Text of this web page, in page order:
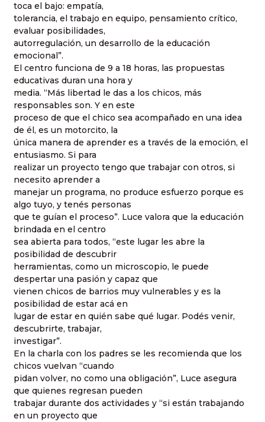
toca el bajo: empatía,
tolerancia, el trabajo en equipo, pensamiento crítico,
evaluar posibilidades,
autorregulación, un desarrollo de la educación
emocional”.
El centro funciona de 9 a 18 horas, las propuestas
educativas duran una hora y
media. “Más libertad le das a los chicos, más
responsables son. Y en este
proceso de que el chico sea acompañado en una idea
de él, es un motorcito, la
única manera de aprender es a través de la emoción, el
entusiasmo. Si para
realizar un proyecto tengo que trabajar con otros, si
necesito aprender a
manejar un programa, no produce esfuerzo porque es
algo tuyo, y tenés personas
que te guían el proceso”. Luce valora que la educación
brindada en el centro
sea abierta para todos, “este lugar les abre la
posibilidad de descubrir
herramientas, como un microscopio, le puede
despertar una pasión y capaz que
vienen chicos de barrios muy vulnerables y es la
posibilidad de estar acá en
lugar de estar en quién sabe qué lugar. Podés venir,
descubrirte, trabajar,
investigar”.
En la charla con los padres se les recomienda que los
chicos vuelvan “cuando
pidan volver, no como una obligación”, Luce asegura
que quienes regresan pueden
trabajar durante dos actividades y “si están trabajando
en un proyecto que